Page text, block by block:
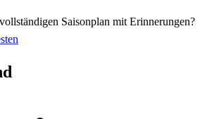
Saisonplan mit Erinnerungen?